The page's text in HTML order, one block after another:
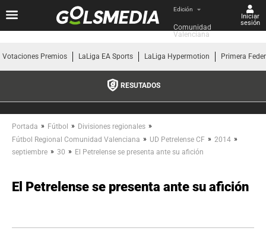
Edición
Comunidad
Valenciana
Iniciar
sesión
Votaciones Premios LaLiga EA Sports LaLiga Hypermotion Primera
RESUTADOS
Portada » Fútbol » Divisiones regionales »
Fútbol Regional Comunidad Valenciana » UD Petrelense CF » 2014 »
septiembre » 30 » El Petrelense se presenta ante su afición
El Petrelense se presenta ante su afición